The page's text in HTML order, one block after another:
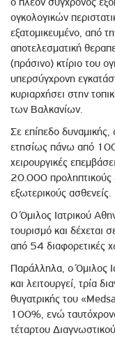
ογκολογικών
εξατομικευμένο, από
αποτελεσματική
(πράσινο) κτίριο του
υπερσύγχρονη
κυριαρχήσει στην
των Βαλκανίων.
Σε επίπεδο δυναμικής,
ετησίως πάνω από
χειρουργικές
20.000
εξωτερικούς ασθενείς.
Ο Όμιλος Ιατρικού
τουρισμό και δέχεται
από 54 διαφορετικές
Παράλληλα, ο Όμιλος
και λειτουργεί, τρία
θυγατρικής του
100%, ενώ
τέταρτου